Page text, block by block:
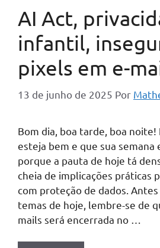
AI Act,
infantil,
pixels em e-
13 de junho de 2025 Por
Bom dia, boa tarde, boa noite!
esteja bem e que sua semana
porque a pauta de hoje tá
cheia de implicações práticas
com proteção de dados.
temas de hoje, lembre-se de
mails será encerrada no …